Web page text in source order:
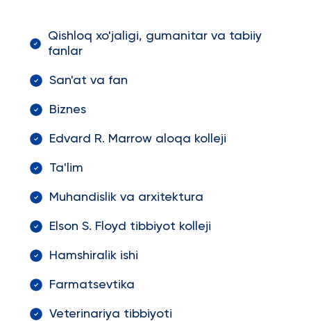
Qishloq xo'jaligi, gumanitar va tabiiy
fanlar
San'at va fan
Biznes
Edvard R. Marrow aloqa kolleji
Ta'lim
Muhandislik va arxitektura
Elson S. Floyd tibbiyot kolleji
Hamshiralik ishi
Farmatsevtika
Veterinariya tibbiyoti